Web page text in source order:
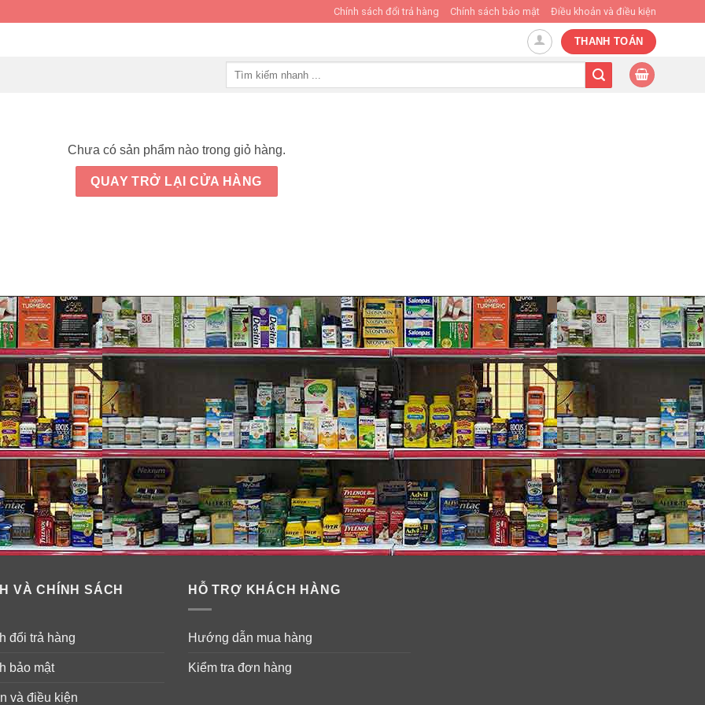
Chính sách đổi trả hàng Chính sách bảo mật Điều khoản và điều kiện
THANH TOÁN
Chưa có sản phẩm nào trong giỏ hàng.
QUAY TRỞ LẠI CỬA HÀNG
VÀ CHÍNH SÁCH
đổi trả hàng
bảo mật
và điều kiện
HỖ TRỢ KHÁCH HÀNG
Hướng dẫn mua hàng
Kiểm tra đơn hàng